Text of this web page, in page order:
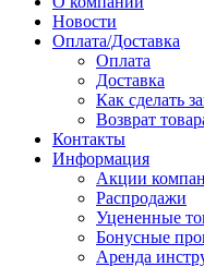
Новости
Оплата/Доставка
Оплата
Доставка
Как сделать
Возврат
Контакты
Информация
Акции
Распродажи
Уцененные
Бонусные
Аренда